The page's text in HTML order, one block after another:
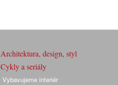
Architektura, design, styl
Cykly a seriály
Vybavujeme interiér